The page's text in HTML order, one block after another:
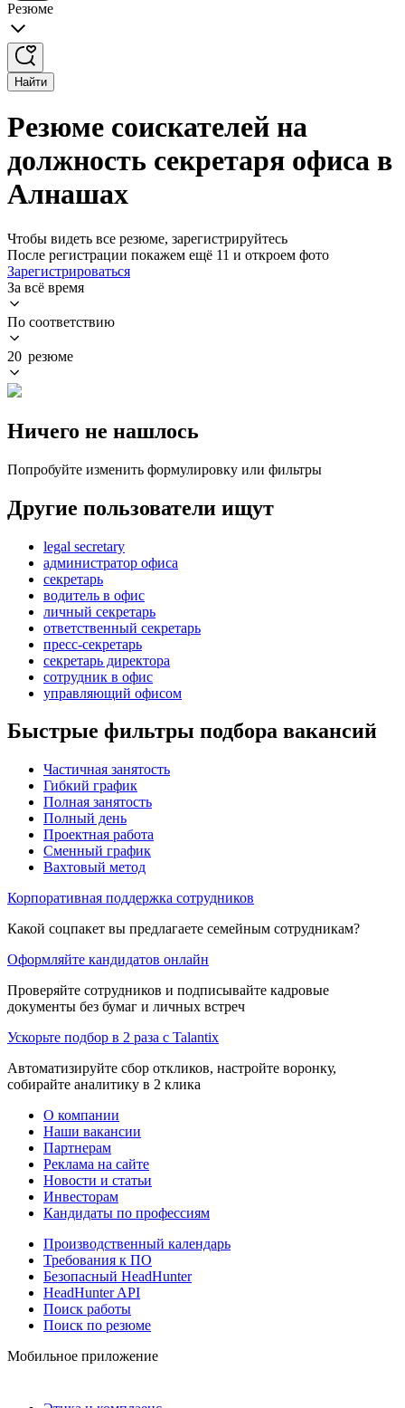
Резюме
Найти
Резюме соискателей на
должность секретаря офиса в
Алнашах
Чтобы видеть все резюме, зарегистрируйтесь
После регистрации покажем ещё 11 и откроем фото
Зарегистрироваться
За всё время
По соответствию
20 резюме
Ничего не нашлось
Попробуйте изменить формулировку или фильтры
Другие пользователи ищут
legal secretary
администратор офиса
секретарь
водитель в офис
личный секретарь
ответственный секретарь
пресс-секретарь
секретарь директора
сотрудник в офис
управляющий офисом
Быстрые фильтры подбора вакансий
Частичная занятость
Гибкий график
Полная занятость
Полный день
Проектная работа
Сменный график
Вахтовый метод
Корпоративная поддержка сотрудников
Какой соцпакет вы предлагаете семейным сотрудникам?
Оформляйте кандидатов онлайн
Проверяйте сотрудников и подписывайте кадровые
документы без бумаг и личных встреч
Ускорьте подбор в 2 раза с Talantix
Автоматизируйте сбор откликов, настройте воронку,
собирайте аналитику в 2 клика
О компании
Наши вакансии
Партнерам
Реклама на сайте
Новости и статьи
Инвесторам
Кандидаты по профессиям
Производственный календарь
Требования к ПО
Безопасный HeadHunter
HeadHunter API
Поиск работы
Поиск по резюме
Мобильное приложение